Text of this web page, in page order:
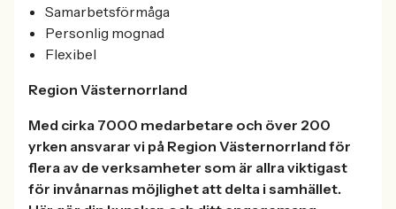
Samarbetsförmåga
Personlig mognad
Flexibel
Region Västernorrland
Med cirka 7000 medarbetare och över 200
yrken ansvarar vi på Region Västernorrland för
flera av de verksamheter som är allra viktigast
för invånarnas möjlighet att delta i samhället.